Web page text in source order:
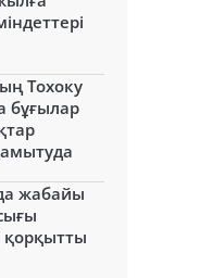
Тохоку
бұғылар
жабайы
қорқытты